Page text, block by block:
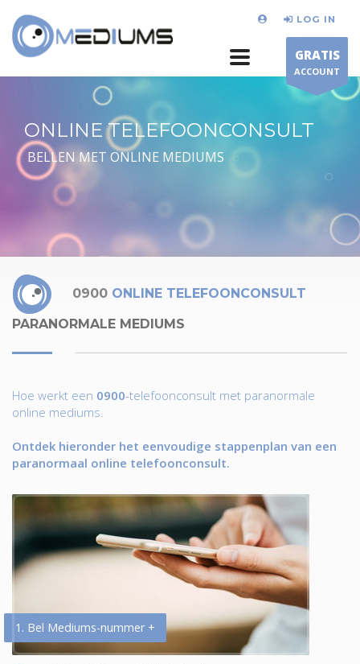
LOG IN
GRATIS
ACCOUNT
ONLINE TELEFOONCONSULT
BELLEN MET ONLINE MEDIUMS
0900 ONLINE TELEFOONCONSULT
PARANORMALE MEDIUMS
Hoe werkt een 0900-telefoonconsult met paranormale
online mediums.
Ontdek hieronder het eenvoudige stappenplan van een
paranormaal online telefoonconsult.
1. Bel Mediums-nummer +